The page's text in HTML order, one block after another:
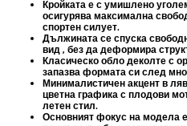
Кройката е с умишлено
осигурява максимална
спортен силует.
Дължината се спуска
вид , без да деформира
Класическо обло деколте с
запазва формата си след
Минималистичен акцент в
цветна графика с плодови
летен стил.
Основният фокус на модела